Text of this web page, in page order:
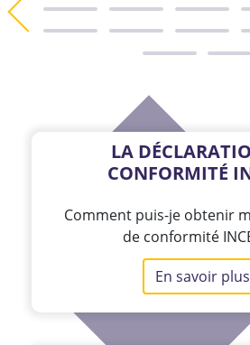
LA
CONFORMITÉ
Comment puis-je obtenir
de conformité
En savoir plus